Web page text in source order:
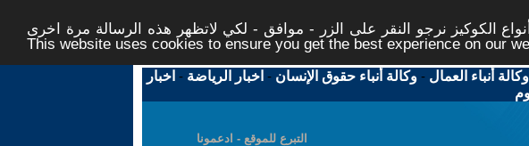
الكوكيز نرجو النقر على الزر - موافق - لكي لاتظهر هذه الرسالة مرة اخرى -
This website uses cookies to ensure you get the best experience on our
وكالة أنباء العمال -وكالة أنباء حقوق الإنسان - اخبار الرياضة - اخبار
التبرع للموقع - ادعمونا